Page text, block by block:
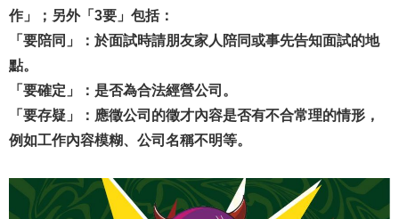
作」；另外「3要」包括：
「要陪同」：於面試時請朋友家人陪同或事先告知面試的地
點。
「要確定」：是否為合法經營公司。
「要存疑」：應徵公司的徵才內容是否有不合常理的情形，
例如工作內容模糊、公司名稱不明等。